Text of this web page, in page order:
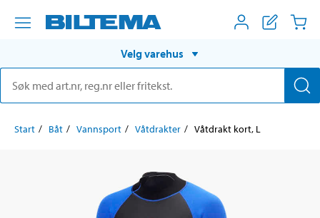
Velg varehus
Start Båt Vannsport Våtdrakter Våtdrakt kort, L